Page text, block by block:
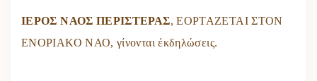
ΙΕΡΟΣ ΝΑΟΣ ΠΕΡΙΣΤΕΡΑΣ, ΕΟΡΤΑΖΕΤΑΙ ΣΤΟΝ
ΕΝΟΡΙΑΚΟ ΝΑΟ, γίνονται ἐκδηλώσεις.